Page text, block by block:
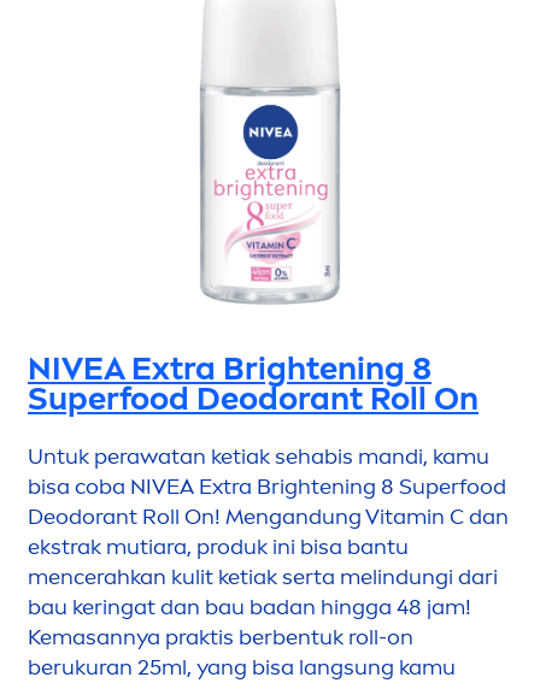
NIVEAExtra Brightening 8
Superfood Deodorant Roll On
Untuk perawatan ketiak sehabis mandi, kamu
bisa coba NIVEA Extra Brightening 8 Superfood
Deodorant Roll On! MengandungVitamin C dan
ekstrak mutiara, produk ini bisa bantu
mencerahkan kulit ketiak serta melindungi dari
bau keringat dan bau badan hingga 48 jam!
Kemasannya praktis berbentuk roll-on
berukuran 25ml, yang bisa langsung kamu